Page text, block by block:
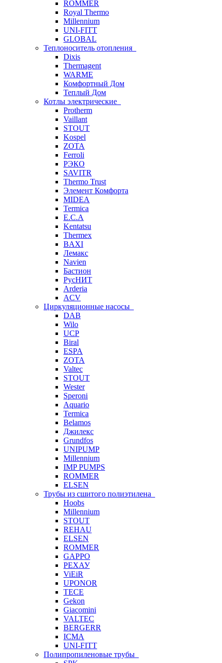
ROMMER
Royal Thermo
Millennium
UNI-FITT
GLOBAL
Теплоноситель отопления
Dixis
Thermagent
WARME
Комфортный Дом
Теплый Дом
Котлы электрические
Protherm
Vaillant
STOUT
Kospel
ZOTA
Ferroli
РЭКО
SAVITR
Thermo Trust
Элемент Комфорта
MIDEA
Termica
E.C.A
Kentatsu
Thermex
BAXI
Лемакс
Navien
Бастион
РусНИТ
Arderia
ACV
Циркуляционные насосы
DAB
Wilo
UCP
Biral
ESPA
ZOTA
Valtec
STOUT
Wester
Speroni
Aquario
Termica
Belamos
Джилекс
Grundfos
UNIPUMP
Millennium
IMP PUMPS
ROMMER
ELSEN
Трубы из сшитого полиэтилена
Hoobs
Millennium
STOUT
REHAU
ELSEN
ROMMER
GAPPO
РЕХАУ
ViEiR
UPONOR
TECE
Gekon
Giacomini
VALTEC
BERGERR
ICMA
UNI-FITT
Полипропиленовые трубы